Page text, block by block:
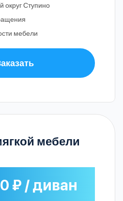
округ Ступино
мебели
мебели
₽ / диван